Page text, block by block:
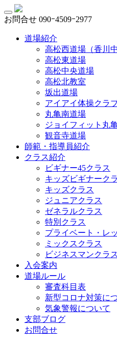
お問合せ 090ｰ4509ｰ2977
道場紹介
高松西道場（香川
高松東道場
高松中央道場
高松北教室
坂出道場
アイアイ体操クラ
丸亀南道場
ジョイフィット丸
観音寺道場
師範・指導員紹介
クラス紹介
ビギナー45クラス
キッズビギナーク
キッズクラス
ジュニアクラス
ゼネラルクラス
特別クラス
プライベート・レ
ミックスクラス
ビジネスマンクラス
入会案内
道場ルール
審査科目表
新型コロナ対策に
気象警報について
支部ブログ
お問合せ